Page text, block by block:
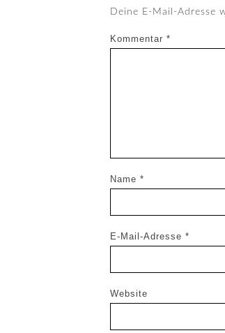
Deine E-Mail-
Kommentar *
Name *
E-Mail-Adresse *
Website